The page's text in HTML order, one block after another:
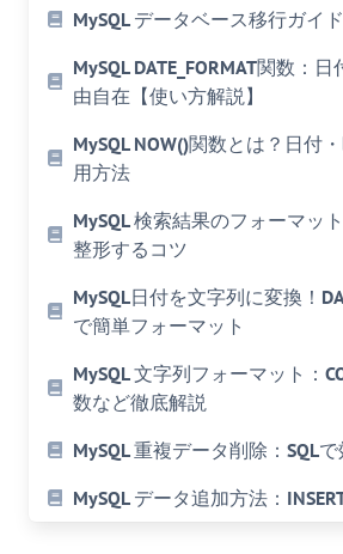
MySQL データベース移行ガイ
MySQL DATE_FORMAT関数：
由自在【使い方解説】
MySQL NOW()関数とは？日付
用方法
MySQL 検索結果のフォーマッ
整形するコツ
MySQL日付を文字列に変換！
で簡単フォーマット
MySQL 文字列フォーマット：
数など徹底解説
MySQL 重複データ削除：SQL
MySQL データ追加方法：